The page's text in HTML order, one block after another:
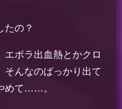
の？
ボラ出血熱とかクロ
そんなのばっかり出て
めて……。